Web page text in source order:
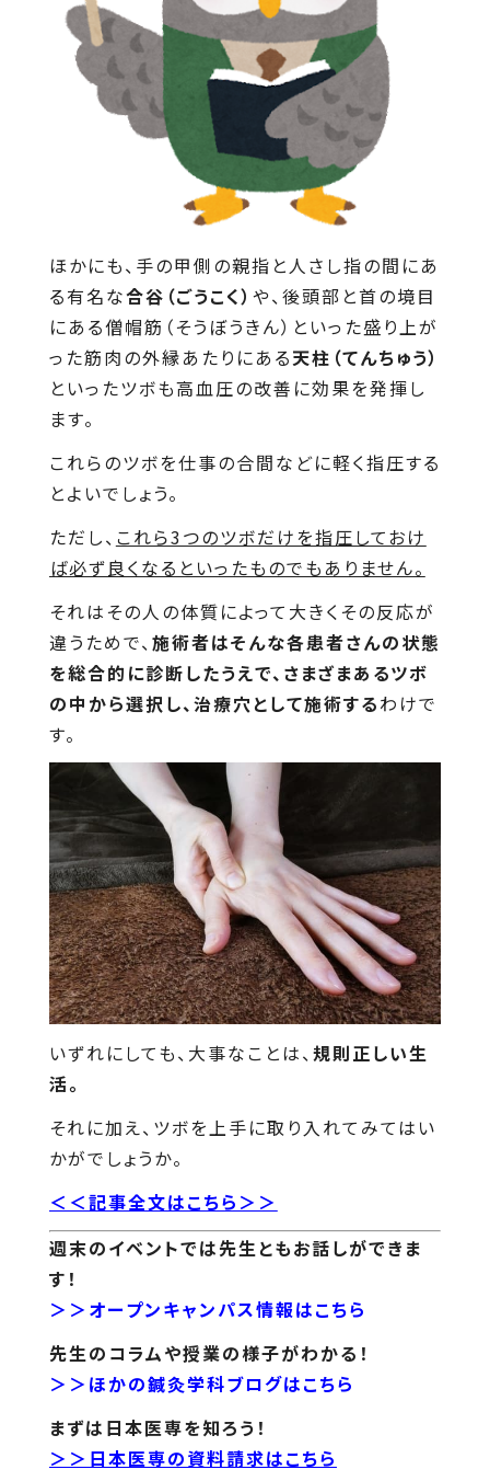
ほかにも、手の甲側の親指と人さし指の間にあ
る有名な合谷（ごうこく） や、後頭部と首の境目
にある僧帽筋（そうぼうきん）といった盛り上が
った筋肉の外縁あたりにある天柱（てんちゅう）
といったツボも高血圧の改善に効果を発揮し
ます。
これらのツボを仕事の合間などに軽く指圧する
とよいでしょう。
ただし、 これら3つのツボだけを指圧しておけ
ば必ず良くなるといったものでもありません。
それはその人の体質によって大きくその反応が
違うためで、 施術者はそんな各患者さんの状態
を総合的に診断したうえで、さまざまあるツボ
の中から選択し、治療穴として施術するわけで
す。
いずれにしても、大事なことは、 規則正しい生
活。
それに加え、ツボを上手に取り入れてみてはい
かがでしょうか。
＜＜記事全文はこちら＞＞
週末のイベントでは先生ともお話しができま
す！
＞＞オープンキャンパス情報はこちら
先生のコラムや授業の様子がわかる！
＞＞ほかの鍼灸学科ブログはこちら
まずは日本医専を知ろう！
＞＞日本医専の資料請求はこちら